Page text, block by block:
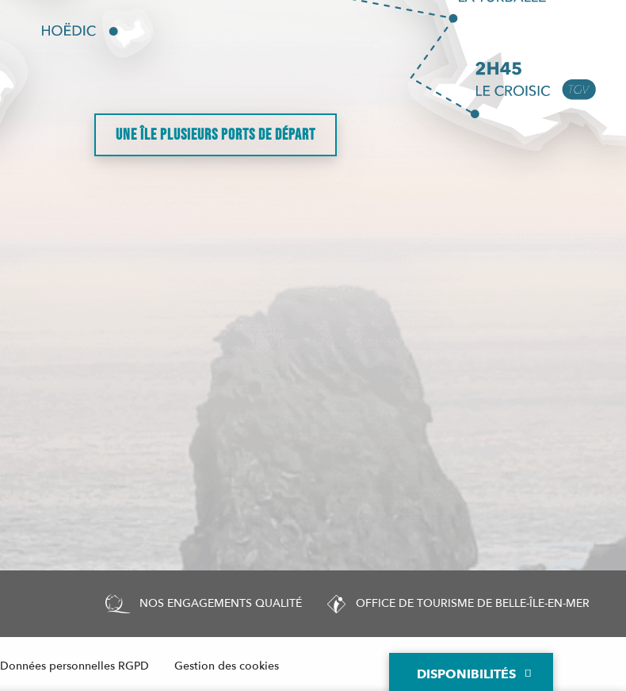
UNE ÎLE PLUSIEURS PORTS DE DÉPART
NOS ENGAGEMENTS QUALITÉ OFFICE DE TOURISME DE BELLE-ÎLE-EN-MER
Données personnelles RGPD Gestion des cookies DISPONIBILITÉS